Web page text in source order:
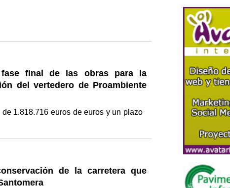
fase final de las obras para la
del vertedero de Proambiente
1.818.716 euros de euros y un plazo
de la carretera que